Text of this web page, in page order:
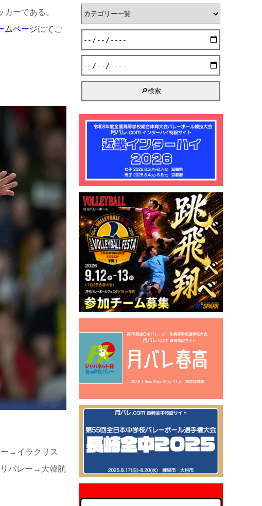
ーである。
ムページにてご
ー→イラクリス
バレー→大韓航